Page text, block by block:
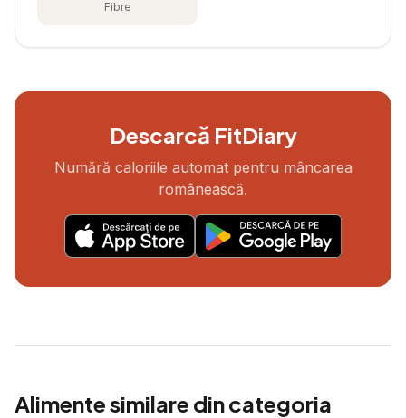
Fibre
Descarcă FitDiary
Numără caloriile automat pentru mâncarea
românească.
Alimente similare din categoria